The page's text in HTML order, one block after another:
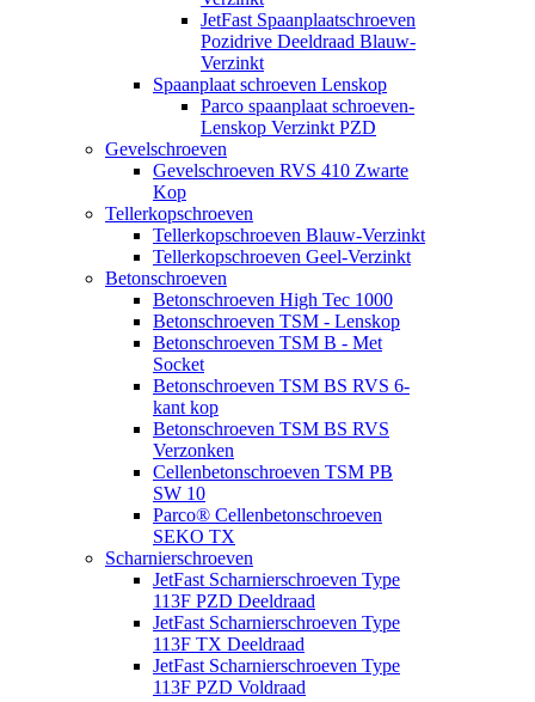
JetFast Spaanplaatschroeven
Pozidrive Deeldraad Blauw-
Verzinkt
Spaanplaat schroeven Lenskop
Parco spaanplaat schroeven-
Lenskop Verzinkt PZD
Gevelschroeven
Gevelschroeven RVS 410 Zwarte
Kop
Tellerkopschroeven
Tellerkopschroeven Blauw-Verzinkt
Tellerkopschroeven Geel-Verzinkt
Betonschroeven
Betonschroeven High Tec 1000
Betonschroeven TSM - Lenskop
Betonschroeven TSM B - Met
Socket
Betonschroeven TSM BS RVS 6-
kant kop
Betonschroeven TSM BS RVS
Verzonken
Cellenbetonschroeven TSM PB
SW 10
Parco® Cellenbetonschroeven
SEKO TX
Scharnierschroeven
JetFast Scharnierschroeven Type
113F PZD Deeldraad
JetFast Scharnierschroeven Type
113F TX Deeldraad
JetFast Scharnierschroeven Type
113F PZD Voldraad